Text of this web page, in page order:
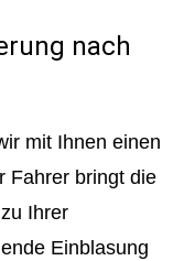
nach
mit Ihnen einen
Fahrer bringt die
Ihrer
Einblasung